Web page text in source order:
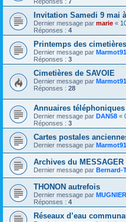
Invitation Samedi 9 mai
Dernier message par marie «
Réponses : 4
Printemps des
Dernier message par Marmot91
Réponses : 3
Cimetières de SAVOIE
Dernier message par Marmot91
Réponses : 28
Annuaires téléphoniques
Dernier message par DAN58 «
Réponses : 3
Cartes postales
Dernier message par Marmot91
Archives du MESSAGER
Dernier message par Bernard-
THONON autrefois
Dernier message par
Réponses : 4
Réseaux d’eau